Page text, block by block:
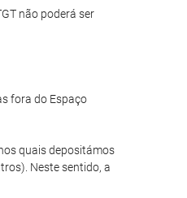
não poderá ser
fora do Espaço
quais depositámos
Neste sentido, a